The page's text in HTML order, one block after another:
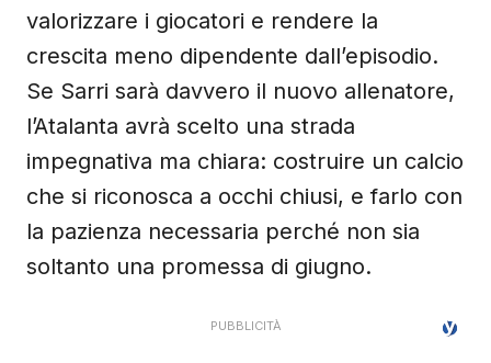
valorizzare i giocatori e rendere la
crescita meno dipendente dall’episodio.
Se Sarri sarà davvero il nuovo allenatore,
l’Atalanta avrà scelto una strada
impegnativa ma chiara: costruire un calcio
che si riconosca a occhi chiusi, e farlo con
la pazienza necessaria perché non sia
soltanto una promessa di giugno.